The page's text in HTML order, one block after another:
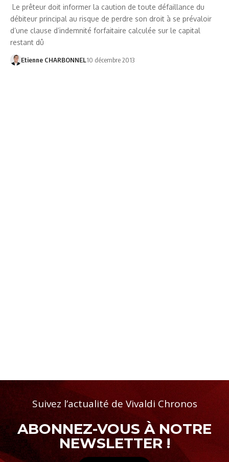
Le prêteur doit informer la caution de toute défaillance du
débiteur principal au risque de perdre son droit à se prévaloir
d’une clause d’indemnité forfaitaire calculée sur le capital
restant dû
Etienne CHARBONNEL10 décembre 2013
Suivez l’actualité de Vivaldi Chronos
ABONNEZ-VOUS À NOTRE
NEWSLETTER !